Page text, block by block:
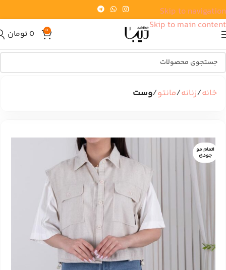
Skip to navigation
Skip to main content
0
0 تومان
خانه زنانه مانتو وست
اتمام مو
جودی